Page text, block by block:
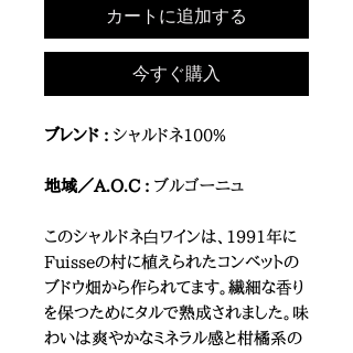
カートに追加する
今すぐ購入
ブレンド : シャルドネ100%
地域／A.O.C : ブルゴーニュ
このシャルドネ⽩ワインは、1991年に
Fuisseの村に植えられたコンベットの
ブドウ畑から作られてます。繊細な⾹り
を保つためにタルで熟成されました。味
わいは爽やかなミネラル感と柑橘系の